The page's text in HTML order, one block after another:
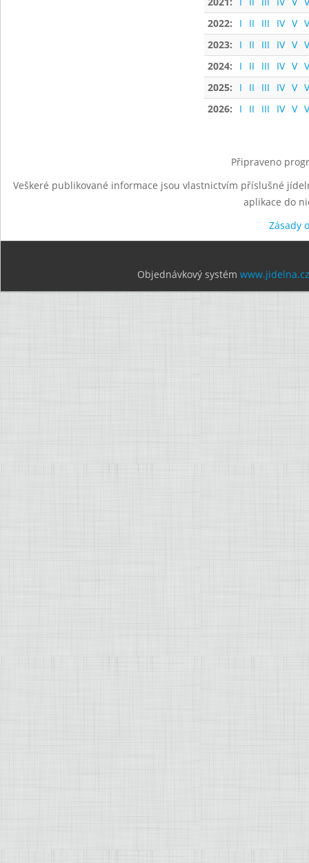
2022:
I II III IV V
2023:
I II III IV V
2024:
I II III IV V
2025:
I II III IV V
2026:
I II III IV V
Připraveno
Veškeré publikované informace jsou vlastnictvím příslušné
aplikace do
Zásady
Objednávkový systém www.jidelna.cz